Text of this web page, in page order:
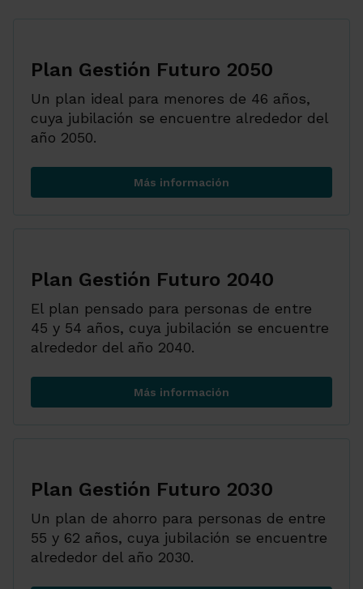
Plan Gestión Futuro 2050
Un plan ideal para menores de 46 años,
cuya jubilación se encuentre alrededor del
año 2050.
Más informaciónPlan Gestión Futuro 2050
Plan Gestión Futuro 2040
El plan pensado para personas de entre
45 y 54 años, cuya jubilación se encuentre
alrededor del año 2040.
Más informaciónPlan Gestión Futuro 2040
Plan Gestión Futuro 2030
Un plan de ahorro para personas de entre
55 y 62 años, cuya jubilación se encuentre
alrededor del año 2030.